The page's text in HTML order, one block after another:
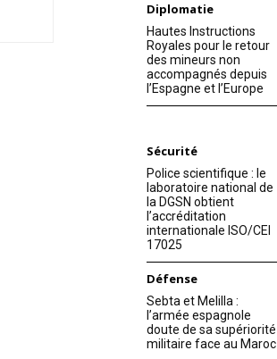
Diplomatie
Hautes Instructions
Royales pour le retour
des mineurs non
accompagnés depuis
l’Espagne et l’Europe
Sécurité
Police scientifique : le
laboratoire national de
la DGSN obtient
l’accréditation
internationale ISO/CEI
17025
Défense
Sebta et Melilla :
l’armée espagnole
doute de sa supériorité
militaire face au Maroc